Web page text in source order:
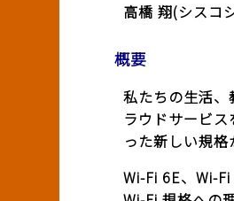
高橋 翔(シスコ
概要
私たちの生活
ラウドサービ
った新しい規格
Wi-Fi 6E、Wi-